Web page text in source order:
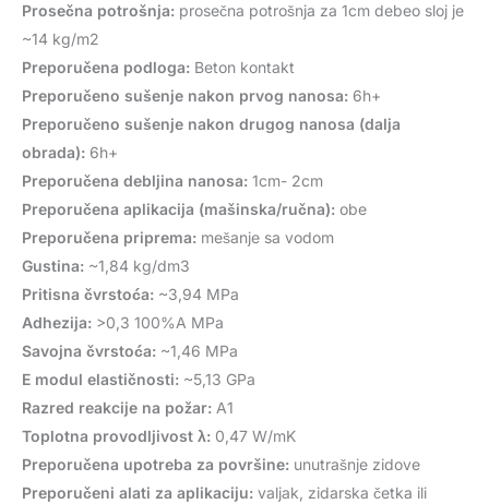
Prosečna potrošnja: prosečna potrošnja za 1cm debeo sloj je
~14 kg/m2
Preporučena podloga: Beton kontakt
Preporučeno sušenje nakon prvog nanosa: 6h+
Preporučeno sušenje nakon drugog nanosa (dalja
obrada): 6h+
Preporučena debljina nanosa: 1cm- 2cm
Preporučena aplikacija (mašinska/ručna): obe
Preporučena priprema: mešanje sa vodom
Gustina: ~1,84 kg/dm3
Pritisna čvrstoća: ~3,94 MPa
Adhezija: >0,3 100%A MPa
Savojna čvrstoća: ~1,46 MPa
E modul elastičnosti: ~5,13 GPa
Razred reakcije na požar: A1
Toplotna provodljivost λ: 0,47 W/mK
Preporučena upotreba za površine: unutrašnje zidove
Preporučeni alati za aplikaciju: valjak, zidarska četka ili